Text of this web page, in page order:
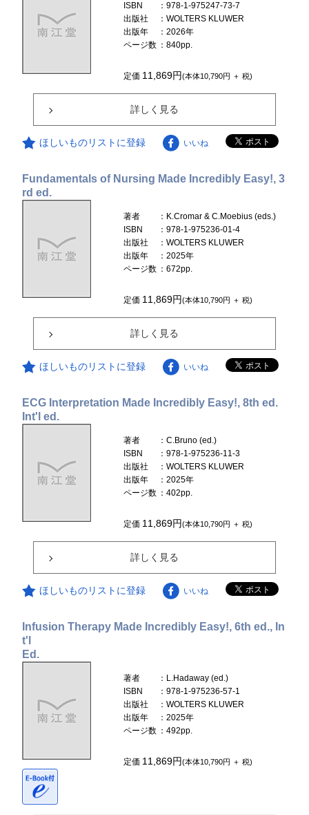
ISBN
：978-1-975247-73-7
出版社
：WOLTERS KLUWER
出版年
：2026年
ページ数 ：840pp.
定価 11,869円(本体10,790円 ＋ 税)
詳しく見る
ほしいものリストに登録 いいね
Fundamentals of Nursing Made Incredibly Easy!, 3
rd ed.
著者
：K.Cromar & C.Moebius (eds.)
ISBN
：978-1-975236-01-4
出版社
：WOLTERS KLUWER
出版年
：2025年
ページ数 ：672pp.
定価 11,869円(本体10,790円 ＋ 税)
詳しく見る
ほしいものリストに登録 いいね
ECG Interpretation Made Incredibly Easy!, 8th ed.
Int'l ed.
著者
：C.Bruno (ed.)
ISBN
：978-1-975236-11-3
出版社
：WOLTERS KLUWER
出版年
：2025年
ページ数 ：402pp.
定価 11,869円(本体10,790円 ＋ 税)
詳しく見る
ほしいものリストに登録 いいね
Infusion Therapy Made Incredibly Easy!, 6th ed., In
t'l
Ed.
著者
：L.Hadaway (ed.)
ISBN
：978-1-975236-57-1
出版社
：WOLTERS KLUWER
出版年
：2025年
ページ数 ：492pp.
定価 11,869円(本体10,790円 ＋ 税)